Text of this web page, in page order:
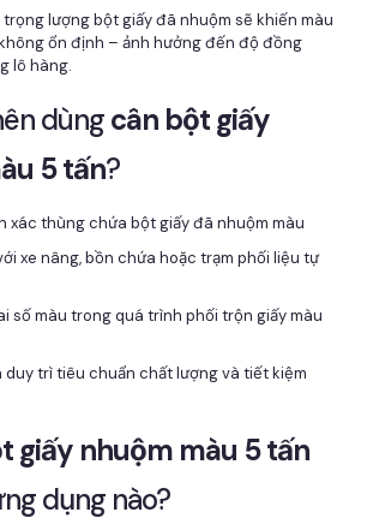
trọng lượng bột giấy đã nhuộm sẽ khiến màu
ổn định – ảnh hưởng đến độ đồng
lô hàng.
dùngcân bột giấy
5 tấn?
xác thùng chứa bột giấy đã nhuộm màu
xe nâng, bồn chứa hoặc trạm phối liệu tự
số màu trong quá trình phối trộn giấy màu
duy trì tiêu chuẩn chất lượng và tiết kiệm
giấy nhuộm màu 5 tấn
dụng nào?